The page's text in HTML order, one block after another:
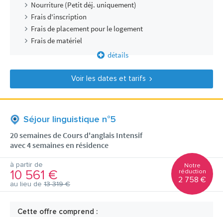
Nourriture (Petit déj. uniquement)
Frais d'inscription
Frais de placement pour le logement
Frais de matériel
détails
Voir les dates et tarifs
Séjour linguistique n°5
20 semaines de Cours d'anglais Intensif
avec 4 semaines en résidence
à partir de
10 561 €
au lieu de 13 319 €
Notre
réduction
2 758 €
Cette offre comprend :